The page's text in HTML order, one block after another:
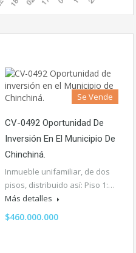
Se Vende
CV-0492 Oportunidad De
Inversión En El Municipio De
Chinchiná.
Inmueble unifamiliar, de dos
pisos, distribuido así: Piso 1:…
Más detalles
$460.000.000